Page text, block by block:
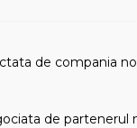
de compania
de partenerul